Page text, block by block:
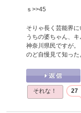
ｓ >>45
そりゃ長く芸能界に
うちの婆ちゃん、
神奈川県民ですが。
のど自慢見て知った
それな！ 27